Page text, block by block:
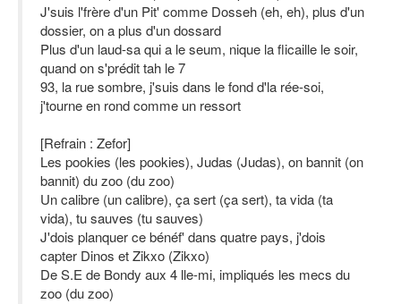
J'suis l'frère d'un Pit' comme Dosseh (eh, eh), plus d'un
dossier, on a plus d'un dossard
Plus d'un laud-sa qui a le seum, nique la flicaille le soir,
quand on s'prédit tah le 7
93, la rue sombre, j'suis dans le fond d'la rée-soi,
j'tourne en rond comme un ressort
[Refrain : Zefor]
Les pookies (les pookies), Judas (Judas), on bannit (on
bannit) du zoo (du zoo)
Un calibre (un calibre), ça sert (ça sert), ta vida (ta
vida), tu sauves (tu sauves)
J'dois planquer ce bénéf' dans quatre pays, j'dois
capter Dinos et Zikxo (Zikxo)
De S.E de Bondy aux 4 lle-mi, impliqués les mecs du
zoo (du zoo)